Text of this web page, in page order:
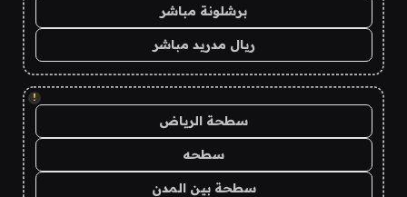
برشلونة مباشر
ريال مدريد مباشر
!
سطحة الرياض
سطحه
سطحة بين المدن